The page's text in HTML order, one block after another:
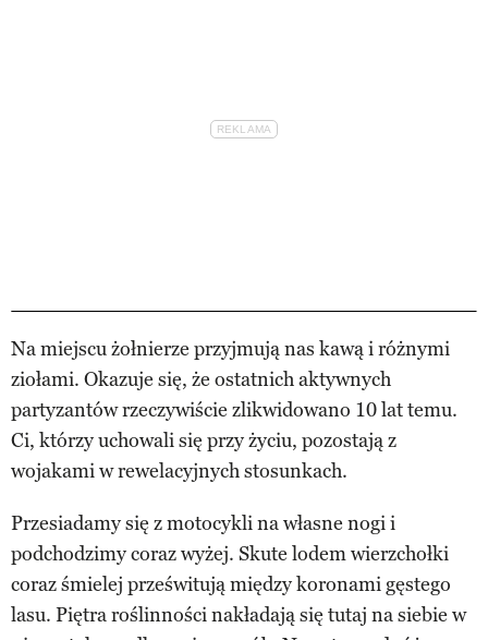
Na miejscu żołnierze przyjmują nas kawą i różnymi
ziołami. Okazuje się, że ostatnich aktywnych
partyzantów rzeczywiście zlikwidowano 10 lat temu.
Ci, którzy uchowali się przy życiu, pozostają z
wojakami w rewelacyjnych stosunkach.
Przesiadamy się z motocykli na własne nogi i
podchodzimy coraz wyżej. Skute lodem wierzchołki
coraz śmielej prześwitują między koronami gęstego
lasu. Piętra roślinności nakładają się tutaj na siebie w